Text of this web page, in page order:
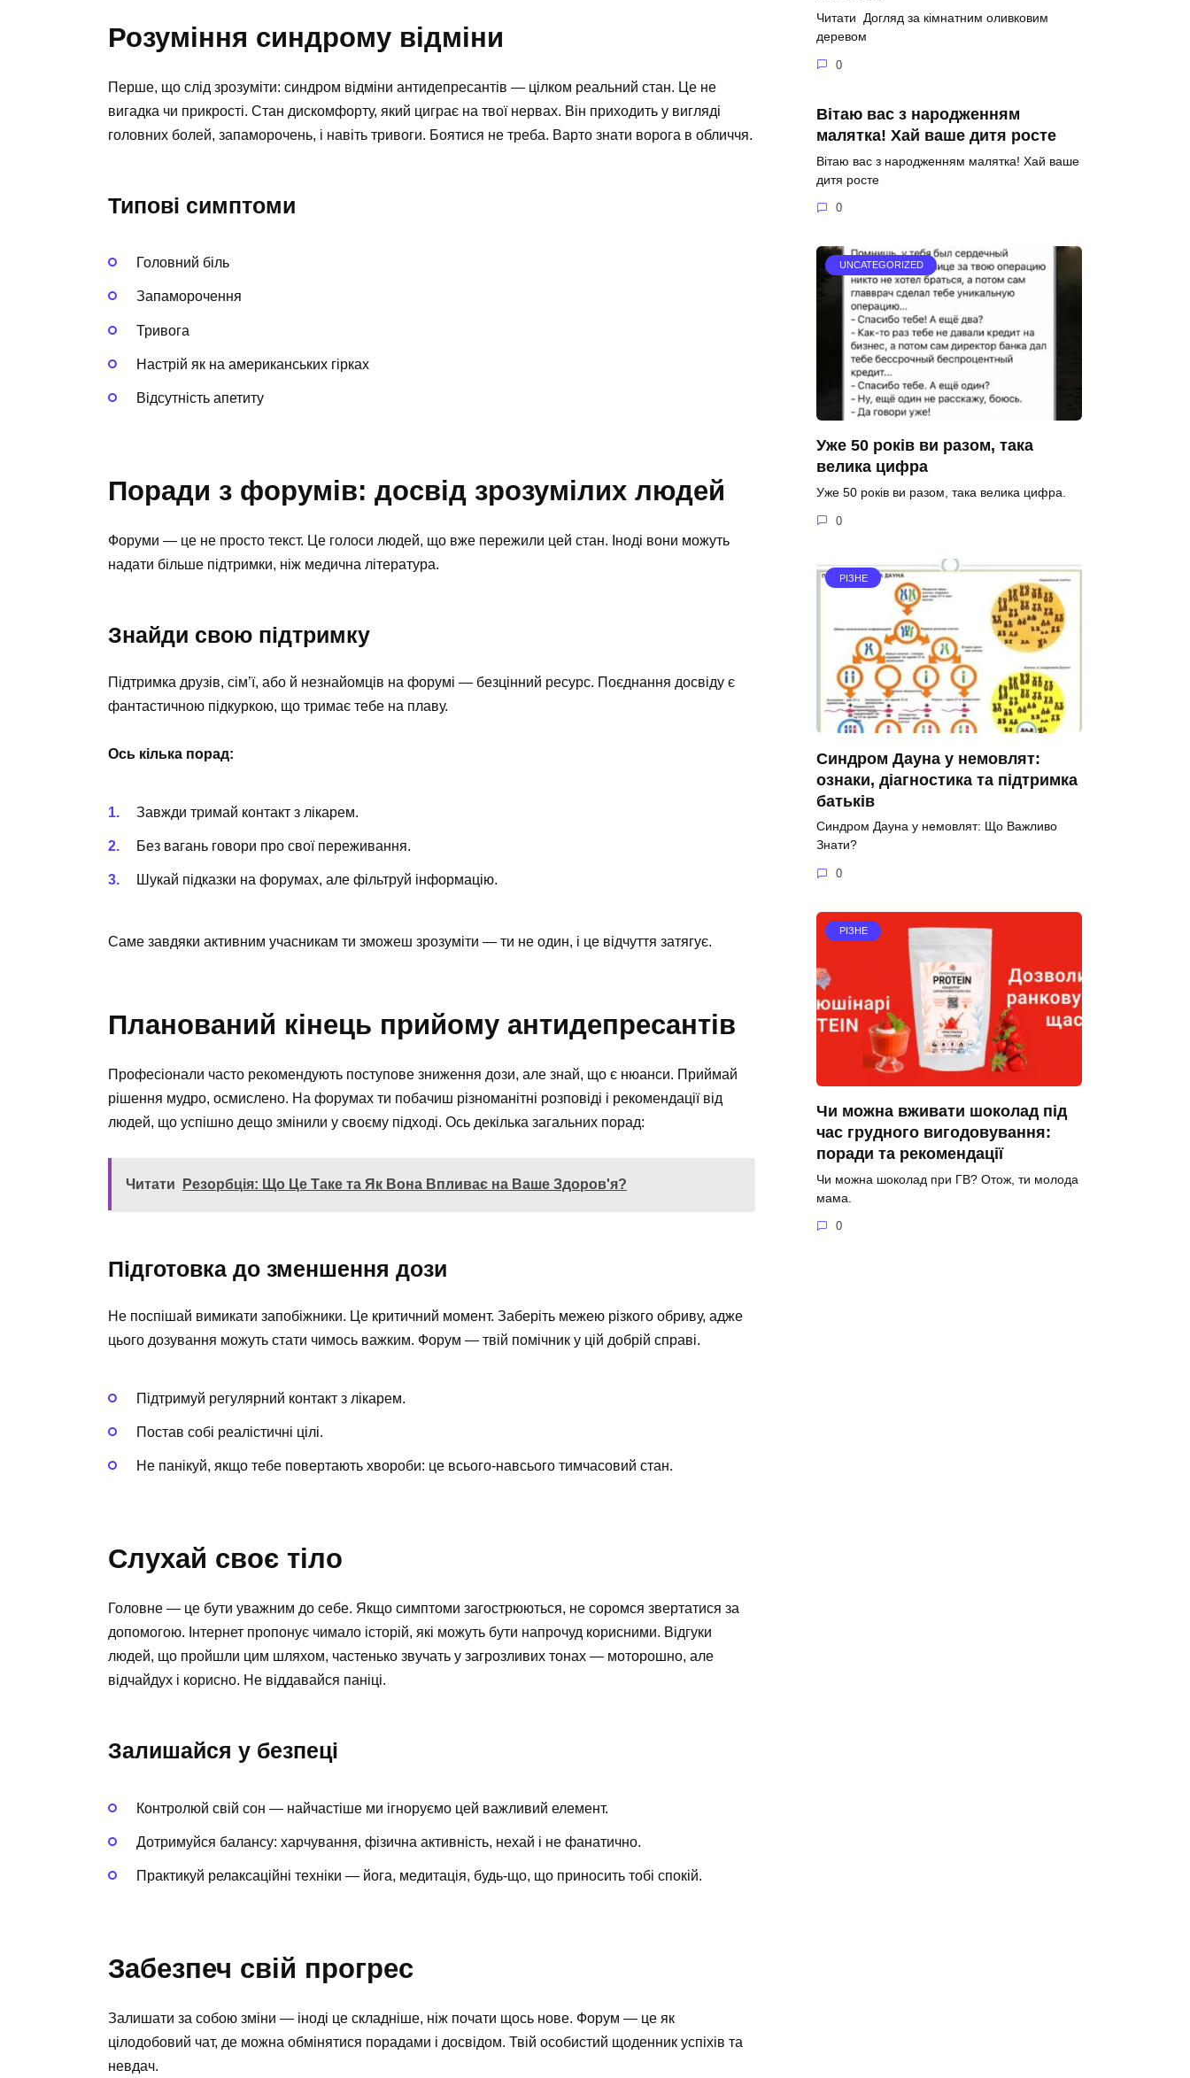
Розуміння синдрому відміни
Перше, що слід зрозуміти: синдром відміни антидепресантів — цілком реальний стан. Це не
вигадка чи прикрості. Стан дискомфорту, який циграє на твої нервах. Він приходить у вигляді
головних болей, запаморочень, і навіть тривоги. Боятися не треба. Варто знати ворога в обличчя.
Типові симптоми
Головний біль
Запаморочення
Тривога
Настрій як на американських гірках
Відсутність апетиту
Поради з форумів: досвід зрозумілих людей
Форуми — це не просто текст. Це голоси людей, що вже пережили цей стан. Іноді вони можуть
надати більше підтримки, ніж медична література.
Знайди свою підтримку
Підтримка друзів, сім’ї, або й незнайомців на форумі — безцінний ресурс. Поєднання досвіду є
фантастичною підкуркою, що тримає тебе на плаву.
Ось кілька порад:
Завжди тримай контакт з лікарем.
Без вагань говори про свої переживання.
Шукай підказки на форумах, але фільтруй інформацію.
Саме завдяки активним учасникам ти зможеш зрозуміти — ти не один, і це відчуття затягує.
Планований кінець прийому антидепресантів
Професіонали часто рекомендують поступове зниження дози, але знай, що є нюанси. Приймай
рішення мудро, осмислено. На форумах ти побачиш різноманітні розповіді і рекомендації від
людей, що успішно дещо змінили у своєму підході. Ось декілька загальних порад:
Читати Резорбція: Що Це Таке та Як Вона Впливає на Ваше Здоров'я?
Підготовка до зменшення дози
Не поспішай вимикати запобіжники. Це критичний момент. Заберіть межею різкого обриву, адже
цього дозування можуть стати чимось важким. Форум — твій помічник у цій добрій справі.
Підтримуй регулярний контакт з лікарем.
Постав собі реалістичні цілі.
Не панікуй, якщо тебе повертають хвороби: це всього-навсього тимчасовий стан.
Слухай своє тіло
Головне — це бути уважним до себе. Якщо симптоми загострюються, не соромся звертатися за
допомогою. Інтернет пропонує чимало історій, які можуть бути напрочуд корисними. Відгуки
людей, що пройшли цим шляхом, частенько звучать у загрозливих тонах — моторошно, але
відчайдух і корисно. Не віддавайся паніці.
Залишайся у безпеці
Контролюй свій сон — найчастіше ми ігноруємо цей важливий елемент.
Дотримуйся балансу: харчування, фізична активність, нехай і не фанатично.
Практикуй релаксаційні техніки — йога, медитація, будь-що, що приносить тобі спокій.
Забезпеч свій прогрес
Залишати за собою зміни — іноді це складніше, ніж почати щось нове. Форум — це як
цілодобовий чат, де можна обмінятися порадами і досвідом. Твій особистий щоденник успіхів та
невдач.
Читати Догляд за кімнатним оливковим
деревом
0
Вітаю вас з народженням
малятка! Хай ваше дитя росте
Вітаю вас з народженням малятка! Хай ваше
дитя росте
0
UNCATEGORIZED
Уже 50 років ви разом, така
велика цифра
Уже 50 років ви разом, така велика цифра.
0
РІЗНЕ
Синдром Дауна у немовлят:
ознаки, діагностика та підтримка
батьків
Синдром Дауна у немовлят: Що Важливо
Знати?
0
РІЗНЕ
Чи можна вживати шоколад під
час грудного вигодовування:
поради та рекомендації
Чи можна шоколад при ГВ? Отож, ти молода
мама.
0